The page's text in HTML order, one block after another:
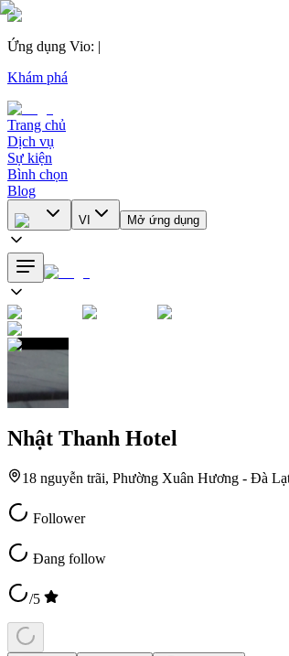
Ứng dụng Vio: |
Khám phá
Trang chủ
Dịch vụ
Sự kiện
Bình chọn
Blog
VI Mở ứng dụng
Nhật Thanh Hotel
18 nguyễn trãi, Phường Xuân Hương - Đà
Follower
Đang follow
/5